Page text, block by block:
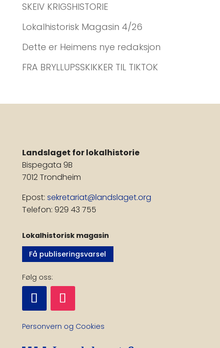
SKEIV KRIGSHISTORIE
Lokalhistorisk Magasin 4/26
Dette er Heimens nye redaksjon
FRA BRYLLUPSSKIKKER TIL TIKTOK
Landslaget for lokalhistorie
Bispegata 9B
7012 Trondheim
Epost: sekretariat@landslaget.org
Telefon: 929 43 755
Lokalhistorisk magasin
Få publiseringsvarsel
Følg oss:
Personvern og Cookies